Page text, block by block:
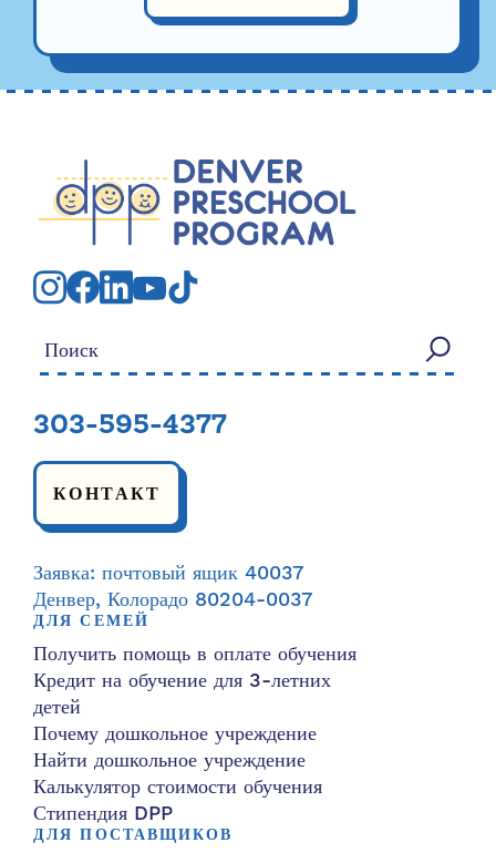
Искать:
303-595-4377
КОНТАКТ
Заявка: почтовый ящик 40037
Денвер, Колорадо 80204-0037
ДЛЯ СЕМЕЙ
Получить помощь в оплате обучения
Кредит на обучение для 3-летних
детей
Почему дошкольное учреждение
Найти дошкольное учреждение
Калькулятор стоимости обучения
Стипендия DPP
ДЛЯ ПОСТАВЩИКОВ